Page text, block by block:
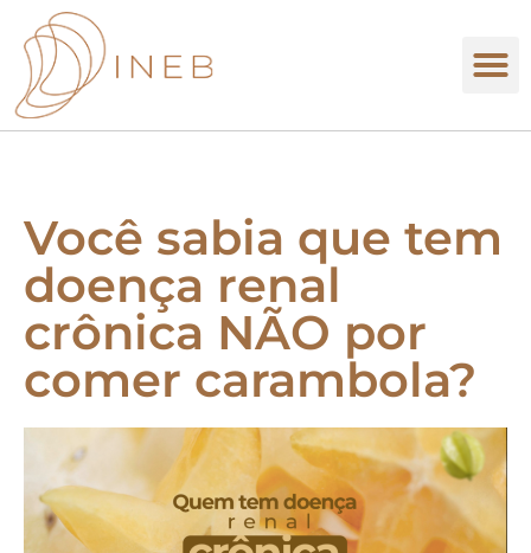
Você sabia que tem
doença renal
crônica NÃO por
comer carambola?